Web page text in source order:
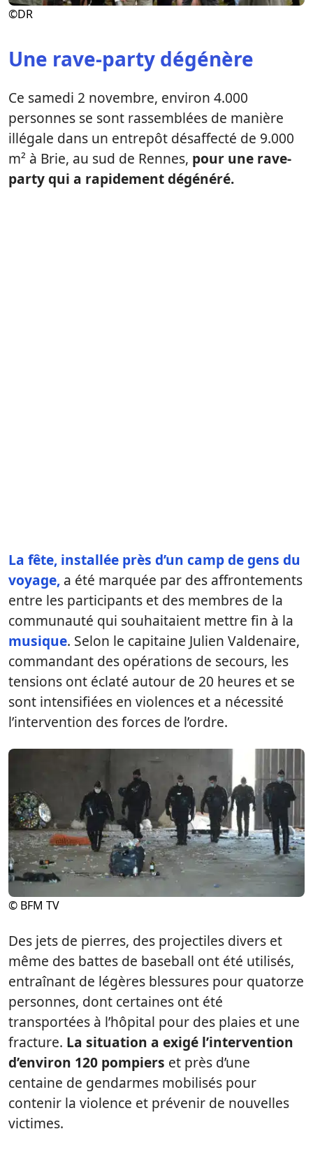
©DR
Une rave-party dégénère
Ce samedi 2 novembre, environ 4.000
personnes se sont rassemblées de manière
illégale dans un entrepôt désaffecté de 9.000
m² à Brie, au sud de Rennes, pour une rave-
party qui a rapidement dégénéré.
La fête, installée près d’un camp de gens du
voyage, a été marquée par des affrontements
entre les participants et des membres de la
communauté qui souhaitaient mettre fin à la
musique. Selon le capitaine Julien Valdenaire,
commandant des opérations de secours, les
tensions ont éclaté autour de 20 heures et se
sont intensifiées en violences et a nécessité
l’intervention des forces de l’ordre.
© BFM TV
Des jets de pierres, des projectiles divers et
même des battes de baseball ont été utilisés,
entraînant de légères blessures pour quatorze
personnes, dont certaines ont été
transportées à l’hôpital pour des plaies et une
fracture. La situation a exigé l’intervention
d’environ 120 pompiers et près d’une
centaine de gendarmes mobilisés pour
contenir la violence et prévenir de nouvelles
victimes.